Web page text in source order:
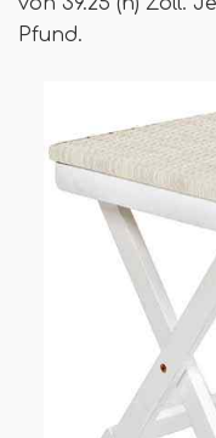
Pfund.